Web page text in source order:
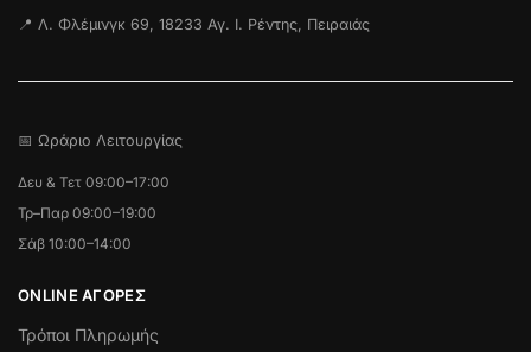
📍 Λ. Φλέμινγκ 69, 18233 Αγ. Ι. Ρέντης, Πειραιάς
📅 Ωράριο Λειτουργίας
Δευ & Τετ 09:00–17:00
Τρ–Παρ 09:00–19:00
Σάβ 10:00–14:00
ONLINE ΑΓΟΡΕΣ
Τρόποι Πληρωμής